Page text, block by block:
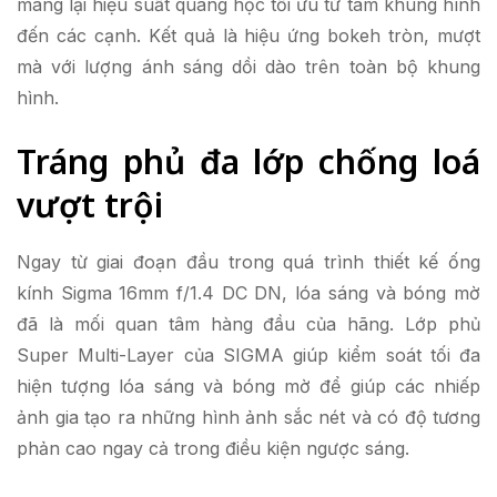
mang lại hiệu suất quang học tối ưu từ tâm khung hình
đến các cạnh. Kết quả là hiệu ứng bokeh tròn, mượt
mà với lượng ánh sáng dồi dào trên toàn bộ khung
hình.
Tráng phủ đa lớp chống loá
vượt trội
Ngay từ giai đoạn đầu trong quá trình thiết kế ống
kính Sigma 16mm f/1.4 DC DN, lóa sáng và bóng mờ
đã là mối quan tâm hàng đầu của hãng. Lớp phủ
Super Multi-Layer của SIGMA giúp kiểm soát tối đa
hiện tượng lóa sáng và bóng mờ để giúp các nhiếp
ảnh gia tạo ra những hình ảnh sắc nét và có độ tương
phản cao ngay cả trong điều kiện ngược sáng.